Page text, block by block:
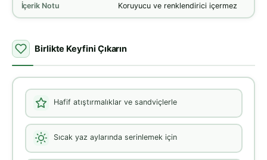
İçerik Notu Koruyucu ve renklendirici içermez
Birlikte Keyfini Çıkarın
Hafif atıştırmalıklar ve sandviçlerle
Sıcak yaz aylarında serinlemek için